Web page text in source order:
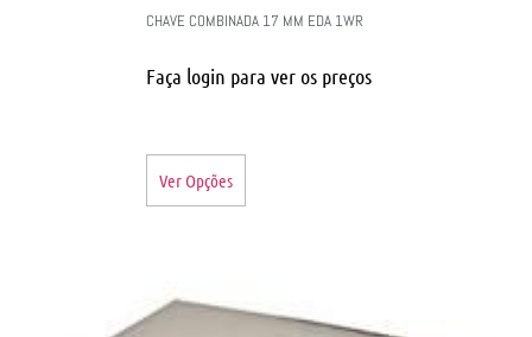
CHAVE COMBINADA 17 MM EDA 1WR
Faça login para ver os preços
Ver Opções